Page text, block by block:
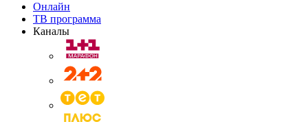
Онлайн
ТВ программа
Каналы